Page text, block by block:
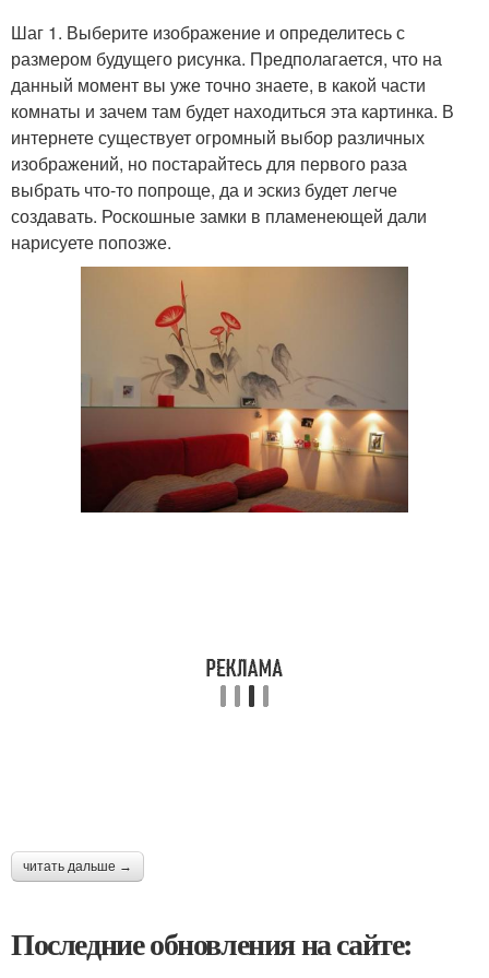
Шаг 1. Выберите изображение и определитесь с
размером будущего рисунка. Предполагается, что на
данный момент вы уже точно знаете, в какой части
комнаты и зачем там будет находиться эта картинка. В
интернете существует огромный выбор различных
изображений, но постарайтесь для первого раза
выбрать что-то попроще, да и эскиз будет легче
создавать. Роскошные замки в пламенеющей дали
нарисуете попозже.
читать дальше →
Последние обновления на сайте: